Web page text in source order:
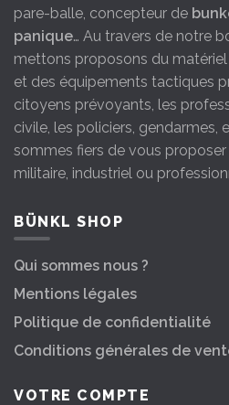
pare-balle, concepteur de
panique… Au travers de notre
mettons proposons du matériel
et des équipements tactiques
citoyens prévoyants, les
civile, les policiers, gendarmes,
sommes fiers de vous
militaire, industriel ou
BÜNKL SHOP
Qui sommes nous ?
Mentions légales
Politique de confidentialité
Conditions générales de
VOTRE COMPTE